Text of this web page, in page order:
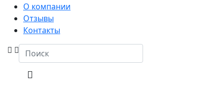
О компании
Отзывы
Контакты